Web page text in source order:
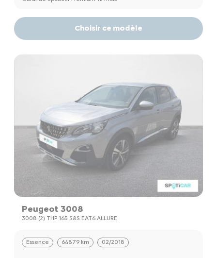
Choisir ce modèle
Peugeot 3008
3008 (2) THP 165 S&S EAT6 ALLURE
Essence 64879 km 02/2018